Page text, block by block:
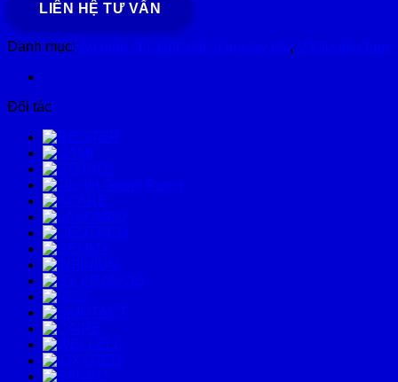
LIÊN HỆ TƯ VẤN
Danh mục: Áo giáp chì, kính chì, găng tay chì, Vật tư tiêu hao
Đối tác